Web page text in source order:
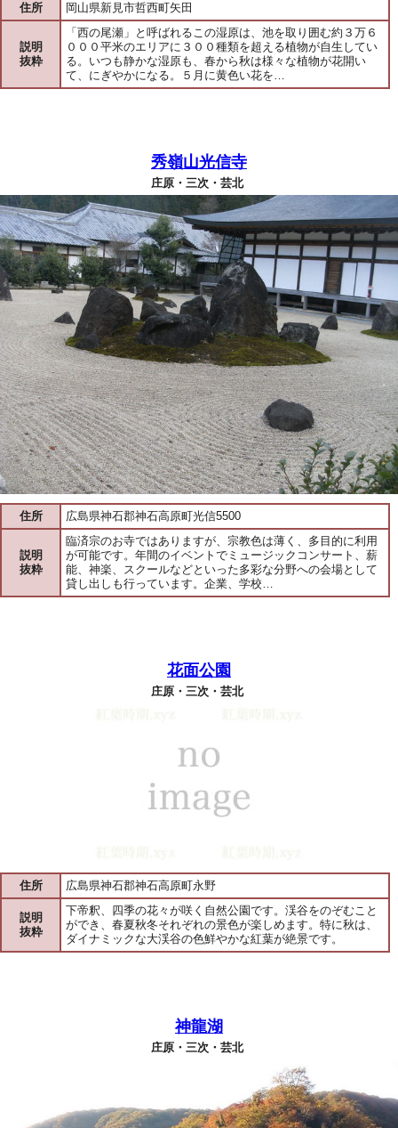
住所 岡山県新見市哲西町矢田
説明
抜粋
「西の尾瀬」と呼ばれるこの湿原は、池を取り囲む約３万６
０００平米のエリアに３００種類を超える植物が自生してい
る。いつも静かな湿原も、春から秋は様々な植物が花開い
て、にぎやかになる。５月に黄色い花を…
秀嶺山光信寺
庄原・三次・芸北
住所 広島県神石郡神石高原町光信5500
説明
抜粋
臨済宗のお寺ではありますが、宗教色は薄く、多目的に利用
が可能です。年間のイベントでミュージックコンサート、薪
能、神楽、スクールなどといった多彩な分野への会場として
貸し出しも行っています。企業、学校…
花面公園
庄原・三次・芸北
住所 広島県神石郡神石高原町永野
説明
抜粋
下帝釈、四季の花々が咲く自然公園です。渓谷をのぞむこと
ができ、春夏秋冬それぞれの景色が楽しめます。特に秋は、
ダイナミックな大渓谷の色鮮やかな紅葉が絶景です。
神龍湖
庄原・三次・芸北